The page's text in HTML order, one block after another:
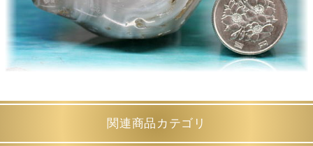
関連商品カテゴリ